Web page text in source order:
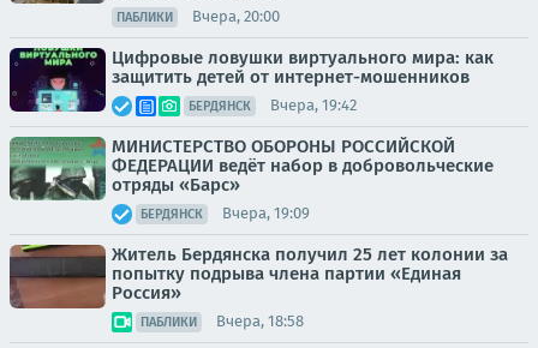
ПАБЛИКИ Вчера, 20:00
Цифровые ловушки виртуального мира: как
защитить детей от интернет-мошенников
БЕРДЯНСК Вчера, 19:42
МИНИСТЕРСТВО ОБОРОНЫ РОССИЙСКОЙ
ФЕДЕРАЦИИ ведёт набор в добровольческие
отряды «Барс»
БЕРДЯНСК Вчера, 19:09
Житель Бердянска получил 25 лет колонии за
попытку подрыва члена партии «Единая
Россия»
ПАБЛИКИ Вчера, 18:58